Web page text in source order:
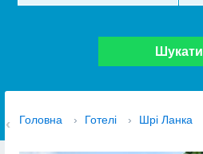
Шукати
Головна › Готелі › Шрі Ланка